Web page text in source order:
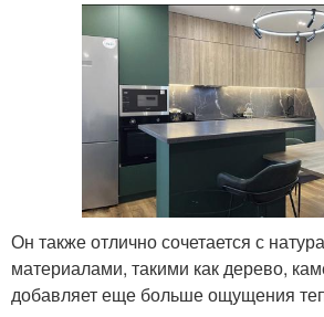
Он также отлично сочетается с
материалами, такими как дерево,
добавляет еще больше ощущения